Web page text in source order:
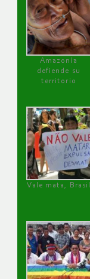
Amazonía
defiende su
territorio
Vale mata, Brasil